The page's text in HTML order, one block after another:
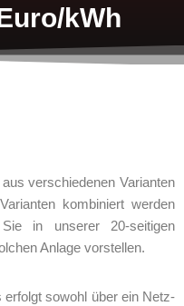
kWh
verschiedenen Varianten
kombiniert werden
in unserer 20-seitigen
Anlage vorstellen.
sowohl über ein Netz-